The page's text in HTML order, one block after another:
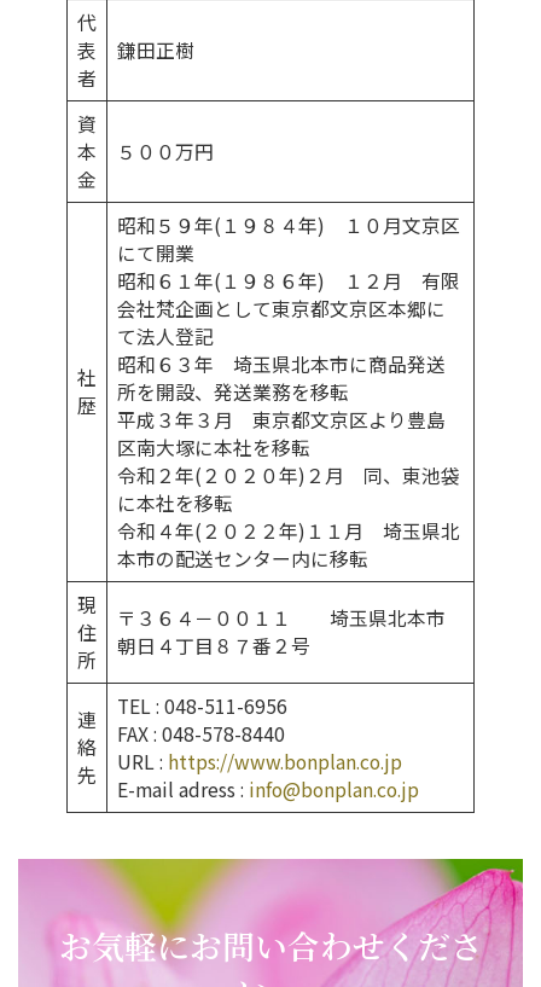
代
表
者
鎌田正樹
資
本
金
５００万円
社
歴
昭和５９年(１９８４年) １０月文京区
にて開業
昭和６１年(１９８６年) １２月 有限
会社梵企画として東京都文京区本郷に
て法人登記
昭和６３年 埼玉県北本市に商品発送
所を開設、発送業務を移転
平成３年３月 東京都文京区より豊島
区南大塚に本社を移転
令和２年(２０２０年)２月 同、東池袋
に本社を移転
令和４年(２０２２年)１１月 埼玉県北
本市の配送センター内に移転
現
住
所
〒３６４－００１１ 埼玉県北本市
朝日４丁目８７番２号
連
絡
先
TEL : 048-511-6956
FAX : 048-578-8440
URL : https://www.bonplan.co.jp
E-mail adress : info@bonplan.co.jp
お気軽にお問い合わせくださ